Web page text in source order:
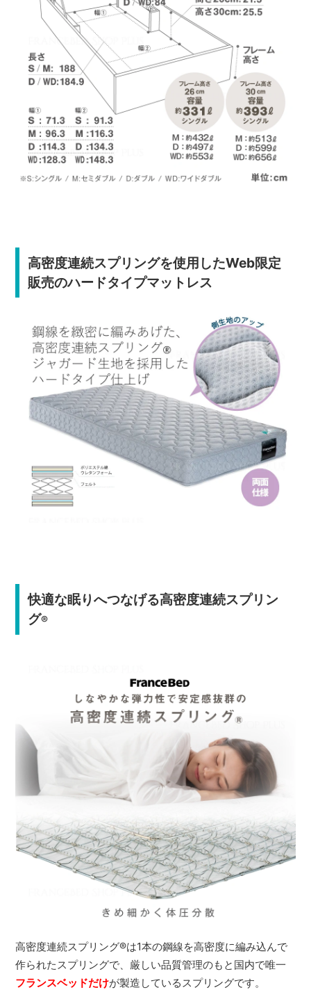
高密度連続スプリングを使用したWeb限定
販売のハードタイプマットレス
快適な眠りへつなげる高密度連続スプリン
グ®
高密度連続スプリング®は1本の鋼線を高密度に編み込んで
作られたスプリングで、厳しい品質管理のもと国内で唯一
フランスベッドだけが製造しているスプリングです。